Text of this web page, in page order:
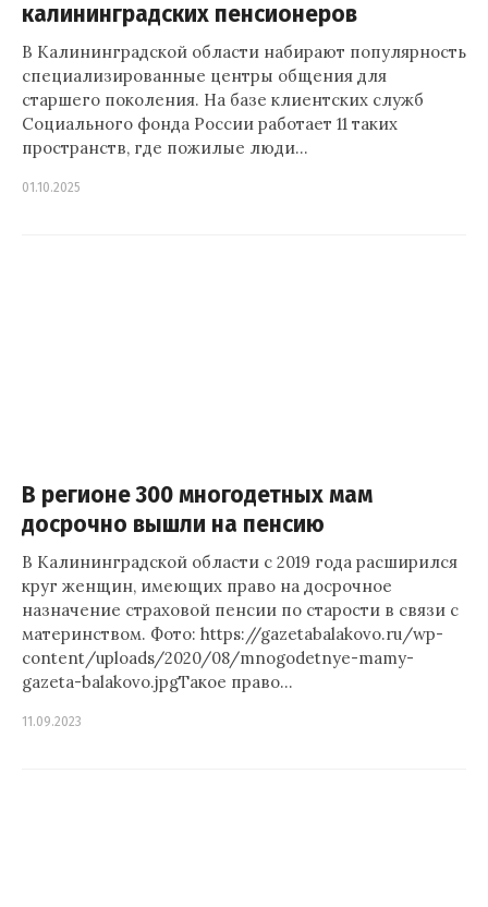
калининградских пенсионеров
В Калининградской области набирают популярность
специализированные центры общения для
старшего поколения. На базе клиентских служб
Социального фонда России работает 11 таких
пространств, где пожилые люди…
01.10.2025
В регионе 300 многодетных мам
досрочно вышли на пенсию
В Калининградской области с 2019 года расширился
круг женщин, имеющих право на досрочное
назначение страховой пенсии по старости в связи с
материнством. Фото: https://gazetabalakovo.ru/wp-
content/uploads/2020/08/mnogodetnye-mamy-
gazeta-balakovo.jpgТакое право…
11.09.2023